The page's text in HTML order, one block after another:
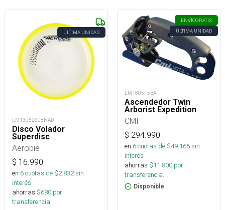
ÚLTIMA UNIDAD
LM13052608NAD
Disco Volador
Superdisc
Aerobie
$ 16.990
en 6cuotas de $2.832sin
interés
ahorras $680 por
transferencia.
ENVÍOGRATIS
ÚLTIMA UNIDAD
LM180515BA
Ascendedor Twin
Arborist Expedition
CMI
$ 294.990
en 6cuotas de $49.165sin
interés
ahorras $11.800 por
transferencia.
Disponible